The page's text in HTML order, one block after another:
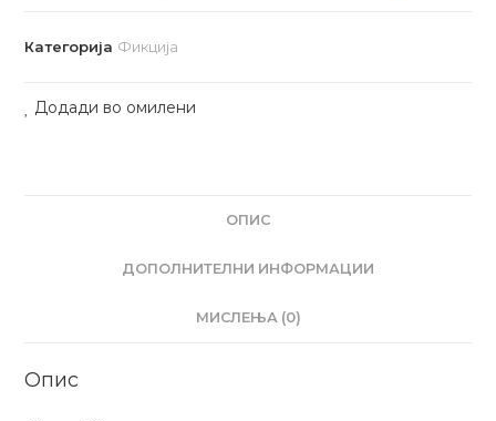
quantity
Категорија Фикција
Додади во омилени
ОПИС
ДОПОЛНИТЕЛНИ ИНФОРМАЦИИ
МИСЛЕЊА (0)
Опис